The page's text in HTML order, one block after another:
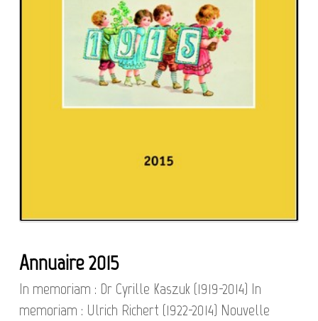
Annuaire 2015
In memoriam : Dr Cyrille Kaszuk (1919-2014) In
memoriam : Ulrich Richert (1922-2014) Nouvelle